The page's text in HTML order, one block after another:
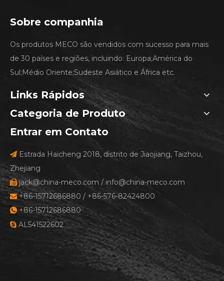
Sobre companhia
Os produtos MECO são vendidos com sucesso para mais
de 30 países e regiões, incluindo: Europa;América do
Sul;Médio Oriente;Sudeste Asiático e África etc.
Links Rápidos
Categoria de Produto
Entrar em Contato
 Estrada Haicheng 2018, distrito de Jiaojiang, Taizhou,
Zhejiang
 jack@china-meco.com / info@china-meco.com
+86-15712686880 / +86-576-82424800
 +86-15712686880
 AL541522602